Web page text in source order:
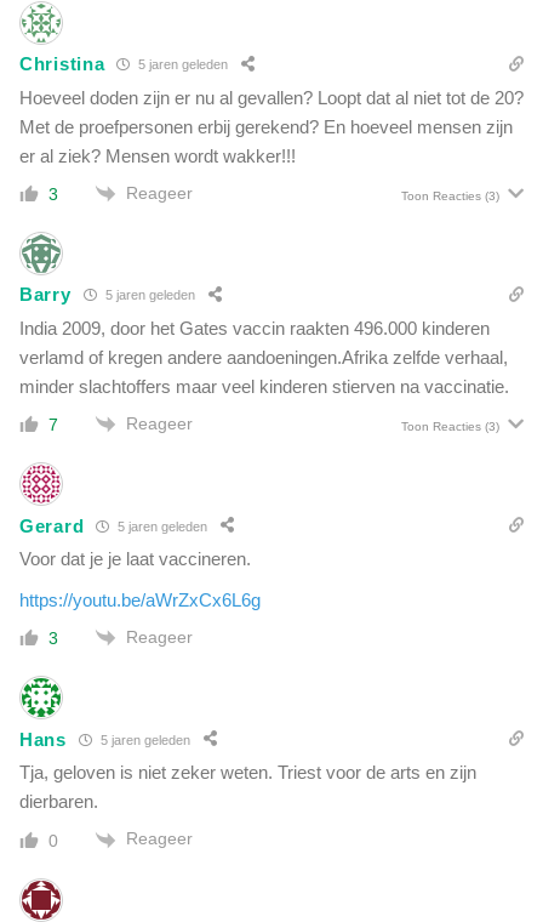
Christina 5 jaren geleden
Hoeveel doden zijn er nu al gevallen? Loopt dat al niet tot de 20?
Met de proefpersonen erbij gerekend? En hoeveel mensen zijn
er al ziek? Mensen wordt wakker!!!
3 Reageer Toon Reacties (3)
Barry 5 jaren geleden
India 2009, door het Gates vaccin raakten 496.000 kinderen
verlamd of kregen andere aandoeningen.Afrika zelfde verhaal,
minder slachtoffers maar veel kinderen stierven na vaccinatie.
7 Reageer Toon Reacties (3)
Gerard 5 jaren geleden
Voor dat je je laat vaccineren.
https://youtu.be/aWrZxCx6L6g
3 Reageer
Hans 5 jaren geleden
Tja, geloven is niet zeker weten. Triest voor de arts en zijn
dierbaren.
0 Reageer